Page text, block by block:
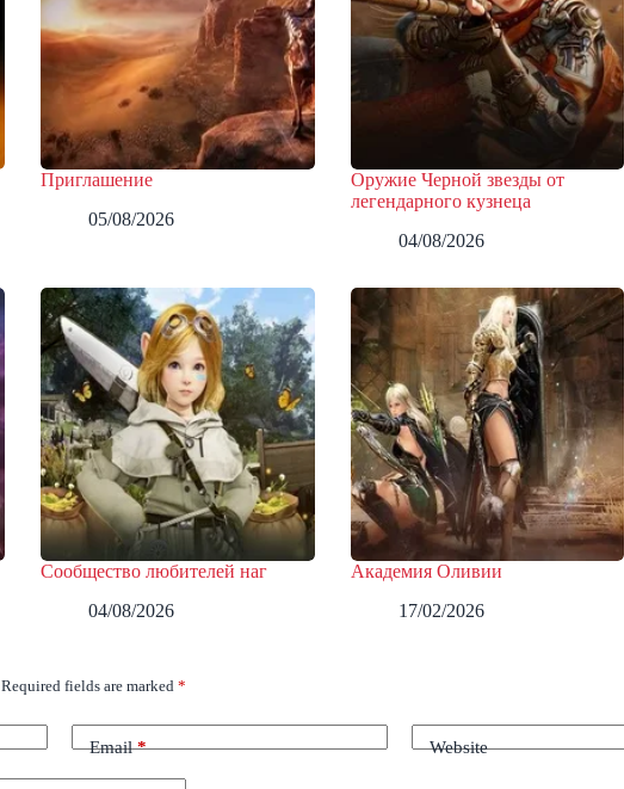
Приглашение
05/08/2026
Оружие Черной звезды от
легендарного кузнеца
04/08/2026
Сообщество любителей наг
04/08/2026
Академия Оливии
17/02/2026
Required fields are marked *
Email* Website